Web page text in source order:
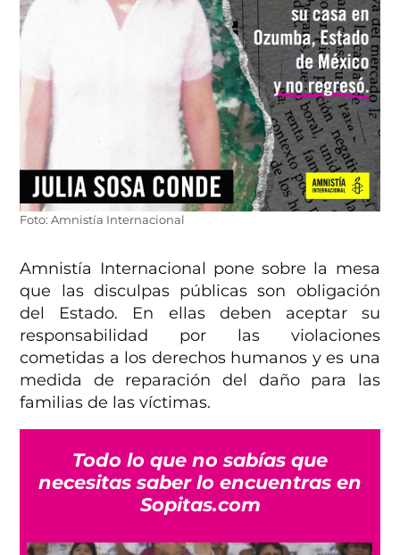
Foto: Amnistía Internacional
Amnistía Internacional pone sobre la mesa
que las disculpas públicas son obligación
del Estado. En ellas deben aceptar su
responsabilidad por las violaciones
cometidas a los derechos humanos y es una
medida de reparación del daño para las
familias de las víctimas.
Todo lo que no sabías que
necesitas saber lo encuentras en
Sopitas.com